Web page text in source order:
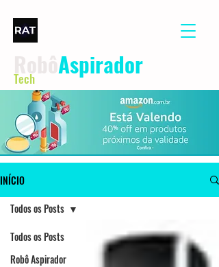
Aspirador
Tech
INÍCIO
Todos os Posts
Robô Aspirador
Todos os Posts